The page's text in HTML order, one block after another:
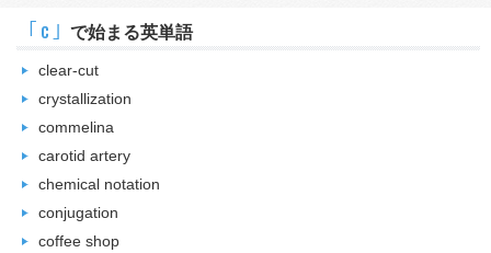
｢c｣ で始まる英単語
clear-cut
crystallization
commelina
carotid artery
chemical notation
conjugation
coffee shop